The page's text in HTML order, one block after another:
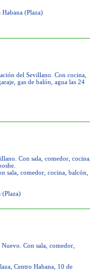
(Plaza)
del Sevillano. Con cocina,
gas de balón, agua las 24
Con sala, comedor, cocina,
sala, comedor, cocina, balcón,
Con sala, comedor,
Centro Habana, 10 de